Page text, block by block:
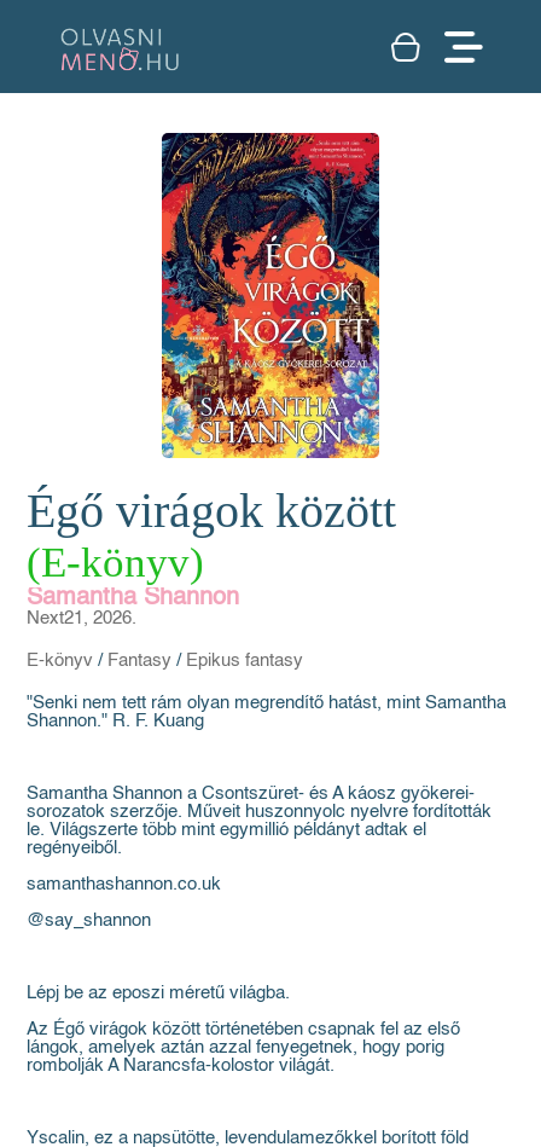
Égő virágok között
(E-könyv)
Samantha Shannon
Next21, 2026.
E-könyv / Fantasy / Epikus fantasy
"Senki nem tett rám olyan megrendítő hatást, mint Samantha
Shannon." R. F. Kuang
Samantha Shannon a Csontszüret- és A káosz gyökerei-
sorozatok szerzője. Műveit huszonnyolc nyelvre fordították
le. Világszerte több mint egymillió példányt adtak el
regényeiből.
samanthashannon.co.uk
@say_shannon
Lépj be az eposzi méretű világba.
Az Égő virágok között történetében csapnak fel az első
lángok, amelyek aztán azzal fenyegetnek, hogy porig
rombolják A Narancsfa-kolostor világát.
Yscalin, ez a napsütötte, levendulamezőkkel borított föld